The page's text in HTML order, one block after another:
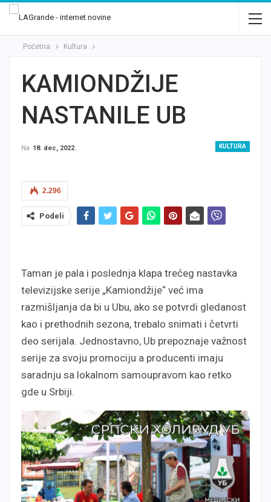
Početna Kultura
KAMIONDŽIJE
NASTANILE UB
KULTURA
Na 18. dec, 2022.
2.296
Podeli
Taman je pala i poslednja klapa trećeg nastavka
televizijske serije „Kamiondžije“ već ima
razmišljanja da bi u Ubu, ako se potvrdi gledanost
kao i prethodnih sezona, trebalo snimati i četvrti
deo serijala. Jednostavno, Ub prepoznaje važnost
serije za svoju promociju a producenti imaju
saradnju sa lokalnom samoupravom kao retko
gde u Srbiji.